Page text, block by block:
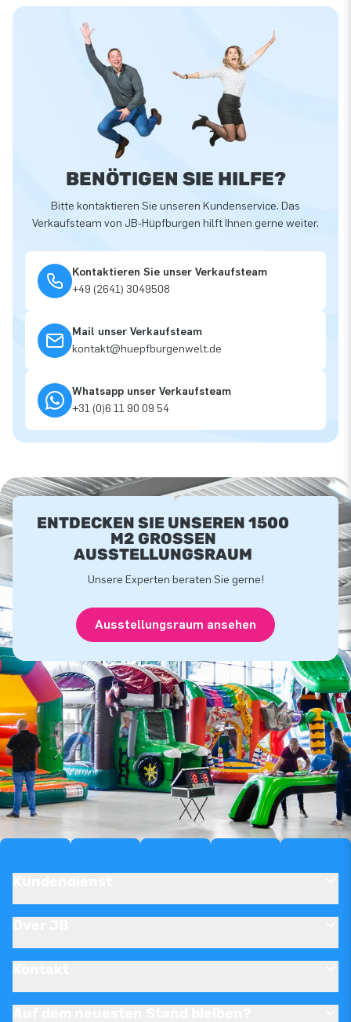
BENÖTIGEN SIE HILFE?
Bitte kontaktieren Sie unseren Kundenservice. Das
Verkaufsteam von JB-Hüpfburgen hilft Ihnen gerne weiter.
Kontaktieren Sie unser Verkaufsteam
+49 (2641) 3049508
Mail unser Verkaufsteam
kontakt@huepfburgenwelt.de
Whatsapp unser Verkaufsteam
+31 (0)6 11 90 09 54
ENTDECKEN SIE UNSEREN 1500
M2 GROSSEN A
USSTELLUNGSRAUM
Unsere Experten beraten Sie gerne!
Ausstellungsraum ansehen